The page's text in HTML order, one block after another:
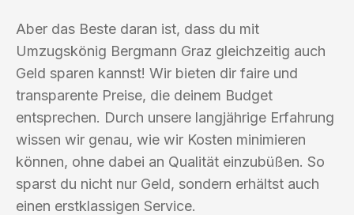
Aber das Beste daran ist, dass du mit
Umzugskönig Bergmann Graz gleichzeitig auch
Geld sparen kannst! Wir bieten dir faire und
transparente Preise, die deinem Budget
entsprechen. Durch unsere langjährige Erfahrung
wissen wir genau, wie wir Kosten minimieren
können, ohne dabei an Qualität einzubüßen. So
sparst du nicht nur Geld, sondern erhältst auch
einen erstklassigen Service.